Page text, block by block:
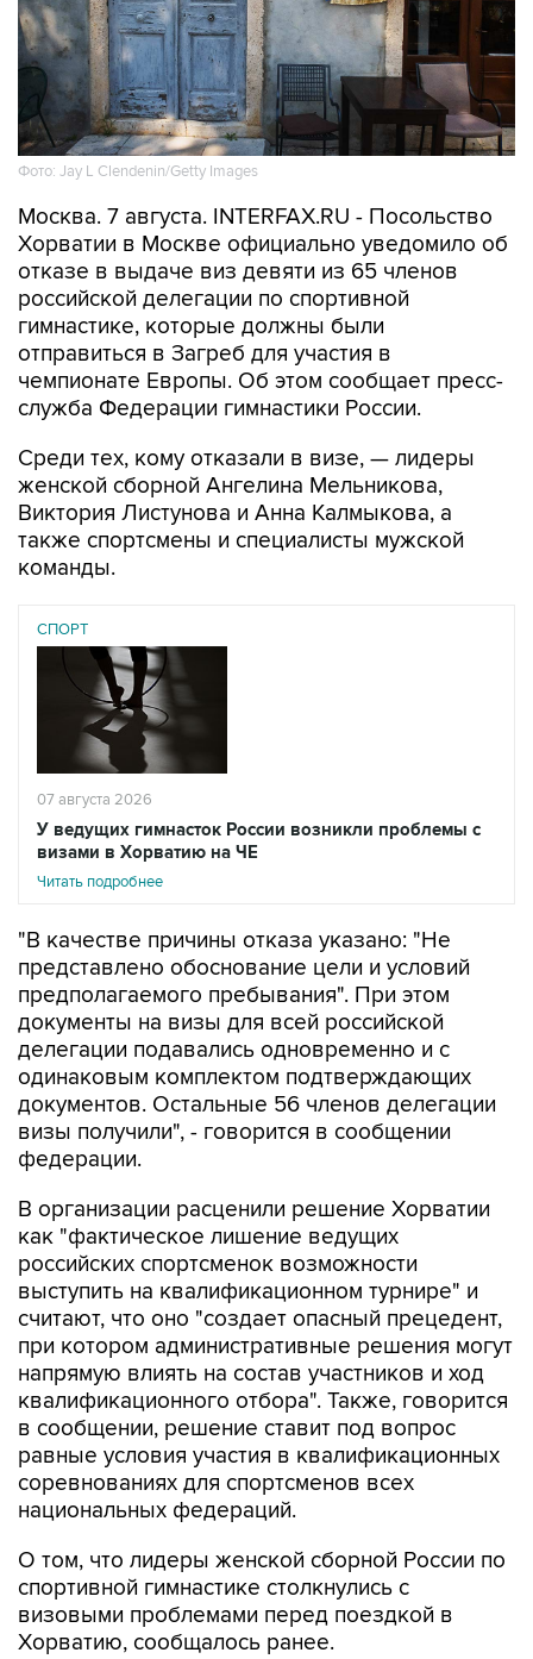
Фото: Jay L Clendenin/Getty Images
Москва. 7 августа. INTERFAX.RU - Посольство
Хорватии в Москве официально уведомило об
отказе в выдаче виз девяти из 65 членов
российской делегации по спортивной
гимнастике, которые должны были
отправиться в Загреб для участия в
чемпионате Европы. Об этом сообщает пресс-
служба Федерации гимнастики России.
Среди тех, кому отказали в визе, — лидеры
женской сборной Ангелина Мельникова,
Виктория Листунова и Анна Калмыкова, а
также спортсмены и специалисты мужской
команды.
СПОРТ
07 августа 2026
У ведущих гимнасток России возникли проблемы с
визами в Хорватию на ЧЕ
Читать подробнее
"В качестве причины отказа указано: "Не
представлено обоснование цели и условий
предполагаемого пребывания". При этом
документы на визы для всей российской
делегации подавались одновременно и с
одинаковым комплектом подтверждающих
документов. Остальные 56 членов делегации
визы получили", - говорится в сообщении
федерации.
В организации расценили решение Хорватии
как "фактическое лишение ведущих
российских спортсменок возможности
выступить на квалификационном турнире" и
считают, что оно "создает опасный прецедент,
при котором административные решения могут
напрямую влиять на состав участников и ход
квалификационного отбора". Также, говорится
в сообщении, решение ставит под вопрос
равные условия участия в квалификационных
соревнованиях для спортсменов всех
национальных федераций.
О том, что лидеры женской сборной России по
спортивной гимнастике столкнулись с
визовыми проблемами перед поездкой в
Хорватию, сообщалось ранее.